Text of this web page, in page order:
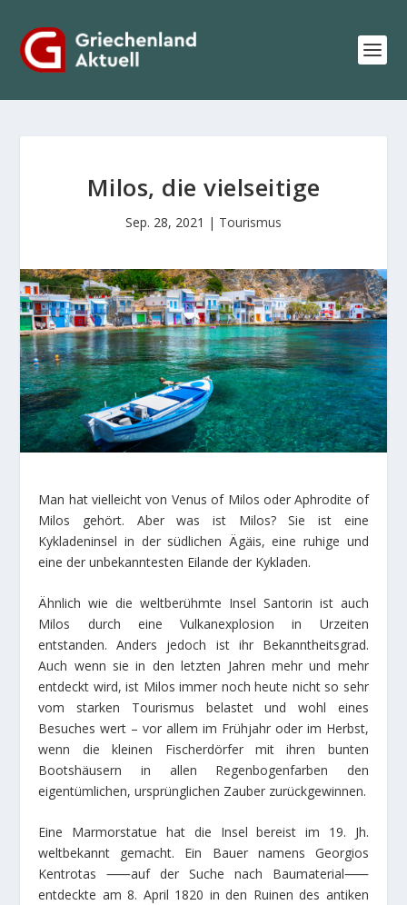
Milos, die vielseitige
Sep. 28, 2021 | Tourismus
Man hat vielleicht von Venus of Milos oder Aphrodite of
Milos gehört. Aber was ist Milos? Sie ist eine
Kykladeninsel in der südlichen Ägäis, eine ruhige und
eine der unbekanntesten Eilande der Kykladen.
Ähnlich wie die weltberühmte Insel Santorin ist auch
Milos durch eine Vulkanexplosion in Urzeiten
entstanden. Anders jedoch ist ihr Bekanntheitsgrad.
Auch wenn sie in den letzten Jahren mehr und mehr
entdeckt wird, ist Milos immer noch heute nicht so sehr
vom starken Tourismus belastet und wohl eines
Besuches wert – vor allem im Frühjahr oder im Herbst,
wenn die kleinen Fischerdörfer mit ihren bunten
Bootshäusern in allen Regenbogenfarben den
eigentümlichen, ursprünglichen Zauber zurückgewinnen.
Eine Marmorstatue hat die Insel bereist im 19. Jh.
weltbekannt gemacht. Ein Bauer namens Georgios
Kentrotas ⸺auf der Suche nach Baumaterial⸺
entdeckte am 8. April 1820 in den Ruinen des antiken